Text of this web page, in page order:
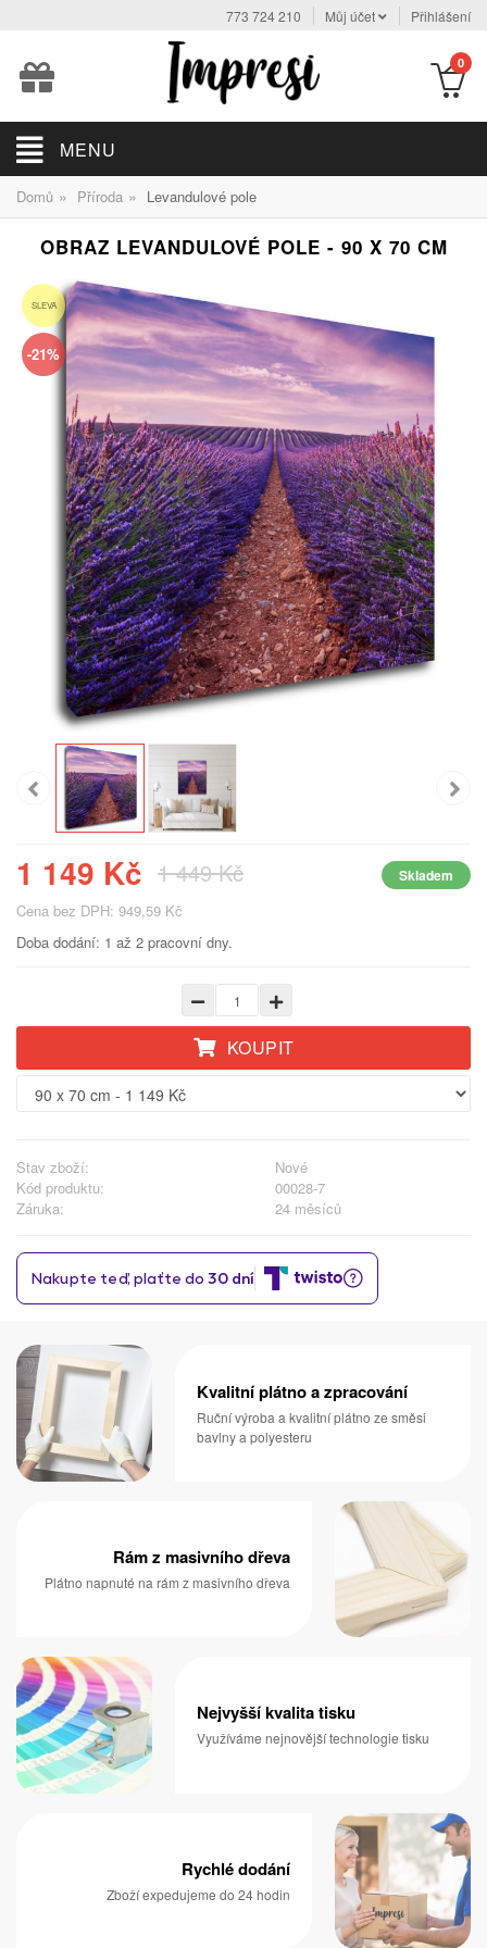
773 724 210 Můj účet Přihlášení
0
MENU
Domů » Příroda » Levandulové pole
OBRAZ LEVANDULOVÉ POLE - 90 X 70 CM
SLEVA
-21%
1 149 Kč 1 449 Kč Skladem
Cena bez DPH: 949,59 Kč
Doba dodání: 1 až 2 pracovní dny.
KOUPIT
Stav zboží:
Nové
Kód produktu:
00028-7
Záruka:
24 měsíců
Kvalitní plátno a zpracování
Ruční výroba a kvalitní plátno ze směsi
bavlny a polyesteru
Rám z masivního dřeva
Plátno napnuté na rám z masivního dřeva
Nejvyšší kvalita tisku
Využíváme nejnovější technologie tisku
Rychlé dodání
Zboží expedujeme do 24 hodin